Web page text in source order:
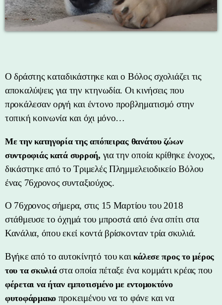
Ο δράστης καταδικάστηκε και ο Βόλος σχολιάζει τις
αποκαλύψεις για την κτηνωδία. Οι κινήσεις που
προκάλεσαν οργή και έντονο προβληματισμό στην
τοπική κοινωνία και όχι μόνο…
Με την κατηγορία της απόπειρας θανάτου ζώων
συντροφιάς κατά συρροή, για την οποία κρίθηκε ένοχος,
δικάστηκε από το Τριμελές Πλημμελειοδικείο Βόλου
ένας 76χρονος συνταξιούχος.
Ο 76χρονος σήμερα, στις 15 Μαρτίου του 2018
στάθμευσε το όχημά του μπροστά από ένα σπίτι στα
Κανάλια, όπου εκεί κοντά βρίσκονταν τρία σκυλιά.
Βγήκε από το αυτοκίνητό του καικάλεσε προς το μέρος
του τα σκυλιάστα οποία πέταξε ένα κομμάτι κρέας που
φέρεται να ήταν εμποτισμένο με εντομοκτόνο
φυτοφάρμακο προκειμένου να το φάνε και να